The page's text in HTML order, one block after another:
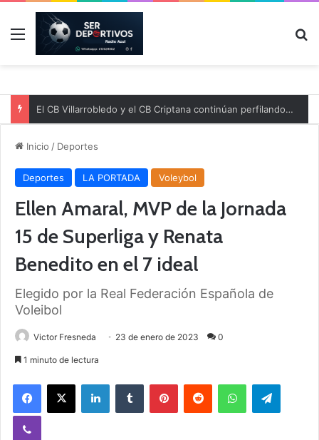
Menú
El CB Villarrobledo y el CB Criptana continúan perfilando sus plantillas
Inicio / Deportes
Deportes LA PORTADA Voleybol
Ellen Amaral, MVP de la Jornada
15 de Superliga y Renata
Benedito en el 7 ideal
Elegido por la Real Federación Española de
Voleibol
Victor Fresneda 23 de enero de 2023 0
1 minuto de lectura